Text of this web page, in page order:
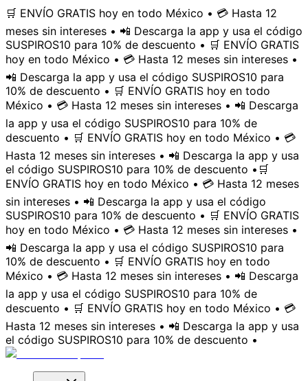
🛒 ENVÍO GRATIS hoy en todo México • 💳 Hasta 12
meses sin intereses • 📲 Descarga la app y usa el código
SUSPIROS10 para 10% de descuento • 🛒 ENVÍO GRATIS
hoy en todo México • 💳 Hasta 12 meses sin intereses •
📲 Descarga la app y usa el código SUSPIROS10 para
10% de descuento • 🛒 ENVÍO GRATIS hoy en todo
México • 💳 Hasta 12 meses sin intereses • 📲 Descarga
la app y usa el código SUSPIROS10 para 10% de
descuento • 🛒 ENVÍO GRATIS hoy en todo México • 💳
Hasta 12 meses sin intereses • 📲 Descarga la app y usa
el código SUSPIROS10 para 10% de descuento • 🛒
ENVÍO GRATIS hoy en todo México • 💳 Hasta 12 meses
sin intereses • 📲 Descarga la app y usa el código
SUSPIROS10 para 10% de descuento • 🛒 ENVÍO GRATIS
hoy en todo México • 💳 Hasta 12 meses sin intereses •
📲 Descarga la app y usa el código SUSPIROS10 para
10% de descuento • 🛒 ENVÍO GRATIS hoy en todo
México • 💳 Hasta 12 meses sin intereses • 📲 Descarga
la app y usa el código SUSPIROS10 para 10% de
descuento • 🛒 ENVÍO GRATIS hoy en todo México • 💳
Hasta 12 meses sin intereses • 📲 Descarga la app y usa
el código SUSPIROS10 para 10% de descuento •